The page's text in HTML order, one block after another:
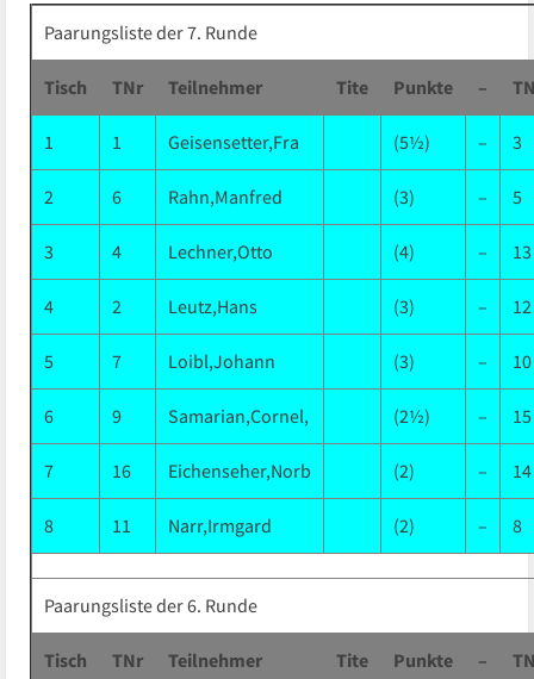
Paarungsliste der 7. Runde
Tisch TNr Teilnehmer Tite Punkte –
1 1 Geisensetter,Fra (5½) – 3
2 6 Rahn,Manfred (3) – 5
3 4 Lechner,Otto (4) – 13
4 2 Leutz,Hans (3) – 12
5 7 Loibl,Johann (3) – 10
6 9 Samarian,Cornel, (2½) – 15
7 16 Eichenseher,Norb (2) – 14
8 11 Narr,Irmgard (2) – 8
Paarungsliste der 6. Runde
Tisch TNr Teilnehmer Tite Punkte –